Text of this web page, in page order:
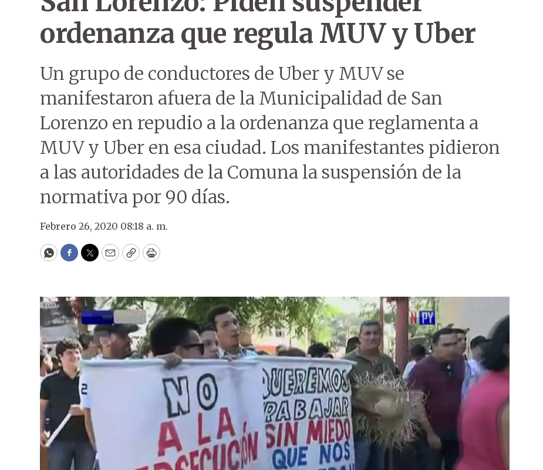
ordenanza que regula MUV y Uber
Un grupo de conductores de Uber y MUV se
manifestaron afuera de la Municipalidad de San
Lorenzo en repudio a la ordenanza que reglamenta a
MUV y Uber en esa ciudad. Los manifestantes pidieron
a las autoridades de la Comuna la suspensión de la
normativa por 90 días.
Febrero 26, 2020 08:18 a. m.
WhatsApp
Facebook
Twitter
EmailCopyPrint